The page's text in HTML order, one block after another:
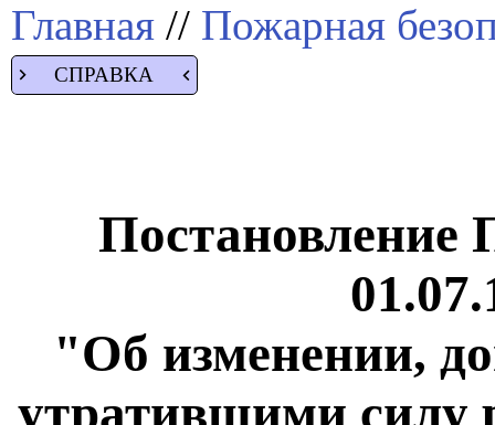
Главная // Пожарная
СПРАВКА
Постановление
"Об изменении,
утратившими силу